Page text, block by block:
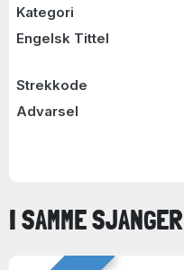
Kategori
Engelsk Tittel
Strekkode
Advarsel
I SAMME SJANGER